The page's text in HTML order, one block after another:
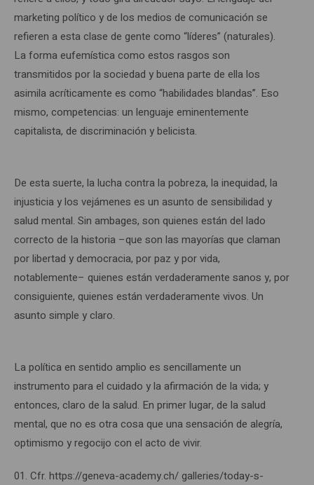
marketing político y de los medios de comunicación se
refieren a esta clase de gente como “líderes” (naturales).
La forma eufemística como estos rasgos son
transmitidos por la sociedad y buena parte de ella los
asimila acríticamente es como “habilidades blandas”. Eso
mismo, competencias: un lenguaje eminentemente
capitalista, de discriminación y belicista.
De esta suerte, la lucha contra la pobreza, la inequidad, la
injusticia y los vejámenes es un asunto de sensibilidad y
salud mental. Sin ambages, son quienes están del lado
correcto de la historia –que son las mayorías que claman
por libertad y democracia, por paz y por vida,
notablemente– quienes están verdaderamente sanos y, por
consiguiente, quienes están verdaderamente vivos. Un
asunto simple y claro.
La política en sentido amplio es sencillamente un
instrumento para el cuidado y la afirmación de la vida; y
entonces, claro de la salud. En primer lugar, de la salud
mental, que no es otra cosa que una sensación de alegría,
optimismo y regocijo con el acto de vivir.
Cfr. https://geneva-academy.ch/ galleries/today-s-